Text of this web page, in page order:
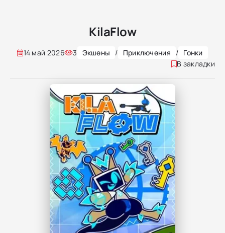
KilaFlow
14 май 2026 3 Экшены / Приключения / Гонки
В закладки